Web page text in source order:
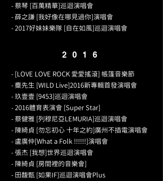
- 蔡琴 [百萬精華]巡迴演唱會
- 薛之謙 [我好像在哪見過你]演唱會
- 2017好妹妹樂隊 [自在如風]巡迴演唱會
2016
- [LOVE LOVE ROCK 愛愛搖滾] 帳篷音樂節
- 麋先生 [WILD Live]2016新專輯首發演唱會
- 玖壹壹 [9453]巡迴演唱會
- 2016體育表演會 [Super Star]
- 蔡健雅 [列穆尼亞LEMURIA]巡迴演唱會
- 陳綺貞 [勿忘初心 十年之約]廣州不插電演唱會
- 盧廣仲[What a Folk !!!!!!]演唱會
- 張杰 [我想]世界巡迴演唱會
- 陳綺貞 [房間裡的音樂會]
- 田馥甄 [如果IF]巡迴演唱會Plus